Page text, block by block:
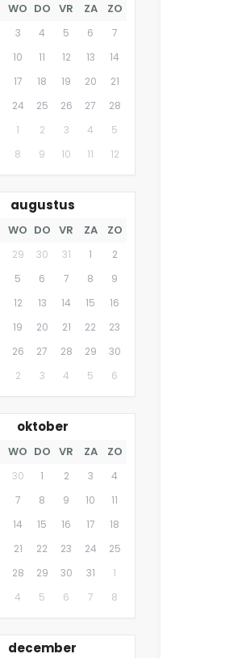
WO DO VR ZA ZO
3 4 5 6
7
10 11 12 13
14
17 18 19 20
21
24 25 26 27
28
1 2 3 4
5
8 9 10 11 12
augustus
WO DO VR ZA ZO
29 30 31 1
2
5 6 7 8
9
12 13 14 15
16
19 20 21 22
23
26 27 28 29
30
2 3 4 5 6
oktober
WO DO VR ZA ZO
30 1 2 3
4
7 8 9 10
11
14 15 16 17
18
21 22 23 24
25
28 29 30 31
1
4 5 6 7 8
december